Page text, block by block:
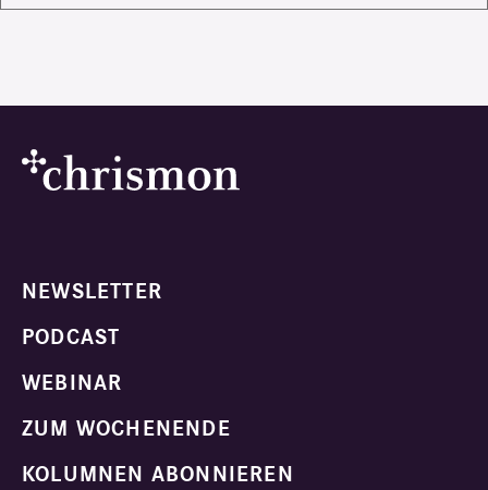
NEWSLETTER
PODCAST
WEBINAR
ZUM WOCHENENDE
KOLUMNEN ABONNIEREN